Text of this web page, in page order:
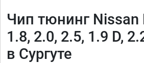
Чип тюнинг Nissan
1.8, 2.0, 2.5, 1.9 D,
в Сургуте